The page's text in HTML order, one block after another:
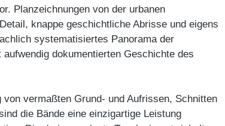
Planzeichnungen von der urbanen
knappe geschichtliche Abrisse und eigens
systematisiertes Panorama der
dokumentierten Geschichte des
vermaßten Grund- und Aufrissen, Schnitten
die Bände eine einzigartige Leistung